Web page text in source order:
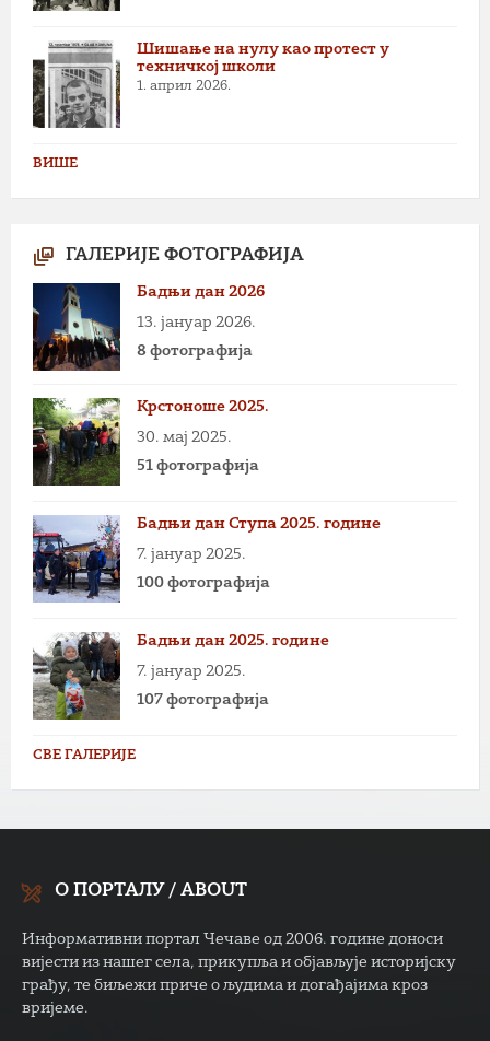
Шишање на нулу као протест у
техничкој школи
1. април 2026.
ВИШЕ
ГАЛЕРИЈЕ ФОТОГРАФИЈА
Бадњи дан 2026
13. јануар 2026.
8 фотографија
Крстоноше 2025.
30. мај 2025.
51 фотографија
Бадњи дан Ступа 2025. године
7. јануар 2025.
100 фотографија
Бадњи дан 2025. године
7. јануар 2025.
107 фотографија
СВЕ ГАЛЕРИЈЕ
О ПОРТАЛУ / ABOUT
Информативни портал Чечаве од 2006. године доноси
вијести из нашег села, прикупља и објављује историјску
грађу, те биљежи приче о људима и догађајима кроз
вријеме.